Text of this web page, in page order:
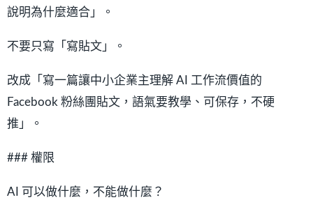
說明為什麼適合」。
不要只寫「寫貼文」。
改成「寫一篇讓中小企業主理解 AI 工作流價值的
Facebook 粉絲團貼文，語氣要教學、可保存，不硬
推」。
### 權限
AI 可以做什麼，不能做什麼？